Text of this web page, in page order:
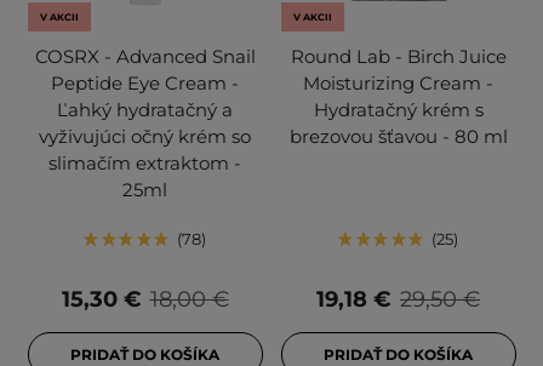
V AKCII
COSRX - Advanced Snail
Peptide Eye Cream -
Ľahký hydratačný a
vyživujúci očný krém so
slimačím extraktom -
25ml
78
18,00 €
15,30 €
PRIDAŤ DO KOŠÍKA
V AKCII
Round Lab - Birch Juice
Moisturizing Cream -
Hydratačný krém s
brezovou šťavou - 80 ml
25
29,50 €
19,18 €
PRIDAŤ DO KOŠÍKA